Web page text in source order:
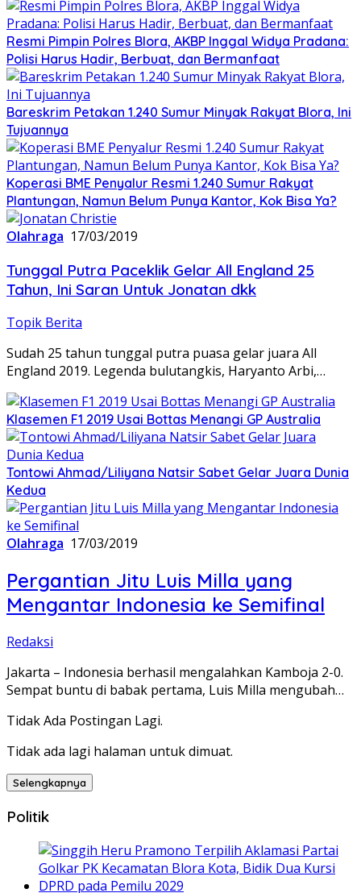
Resmi Pimpin Polres Blora, AKBP Inggal Widya Pradana:
Polisi Harus Hadir, Berbuat, dan Bermanfaat
Bareskrim Petakan 1.240 Sumur Minyak Rakyat Blora, Ini
Tujuannya
Koperasi BME Penyalur Resmi 1.240 Sumur Rakyat
Plantungan, Namun Belum Punya Kantor, Kok Bisa Ya?
Olahraga 17/03/2019
Tunggal Putra Paceklik Gelar All England 25
Tahun, Ini Saran Untuk Jonatan dkk
Topik Berita
Sudah 25 tahun tunggal putra puasa gelar juara All
England 2019. Legenda bulutangkis, Haryanto Arbi,…
Klasemen F1 2019 Usai Bottas Menangi GP Australia
Tontowi Ahmad/Liliyana Natsir Sabet Gelar Juara Dunia
Kedua
Olahraga 17/03/2019
Pergantian Jitu Luis Milla yang
Mengantar Indonesia ke Semifinal
Redaksi
Jakarta – Indonesia berhasil mengalahkan Kamboja 2-0.
Sempat buntu di babak pertama, Luis Milla mengubah…
Tidak Ada Postingan Lagi.
Tidak ada lagi halaman untuk dimuat.
Selengkapnya
Politik